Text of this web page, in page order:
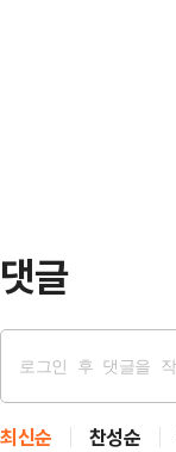
댓글
최신순 찬성순